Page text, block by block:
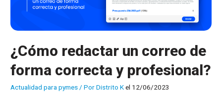
¿Cómo redactar un correo de
forma correcta y profesional?
Actualidad para pymes / PorDistrito Kel 12/06/2023